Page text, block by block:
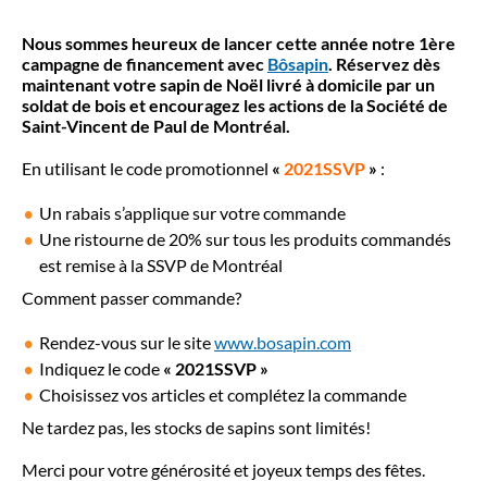
Nous sommes heureux de lancer cette année notre 1ère
campagne de financement avec Bôsapin. Réservez dès
maintenant votre sapin de Noël livré à domicile par un
soldat de bois et encouragez les actions de la Société de
Saint-Vincent de Paul de Montréal.
En utilisant le code promotionnel « 2021SSVP » :
Un rabais s’applique sur votre commande
Une ristourne de 20% sur tous les produits commandés
est remise à la SSVP de Montréal
Comment passer commande?
Rendez-vous sur le sitewww.bosapin.com
Indiquez le code « 2021SSVP »
Choisissez vos articles et complétez la commande
Ne tardez pas, les stocks de sapins sont limités!
Merci pour votre générosité et joyeux temps des fêtes.